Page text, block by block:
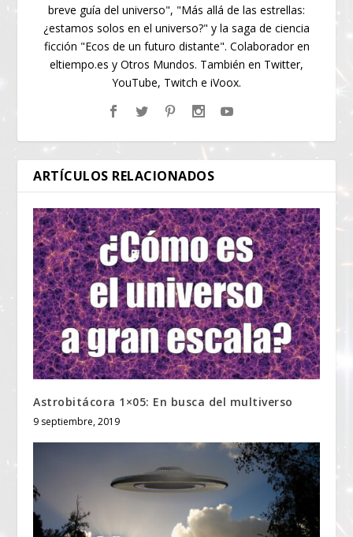
breve guía del universo", "Más allá de las estrellas:
¿estamos solos en el universo?" y la saga de ciencia
ficción "Ecos de un futuro distante". Colaborador en
eltiempo.es y Otros Mundos. También en Twitter,
YouTube, Twitch e iVoox.
ARTÍCULOS RELACIONADOS
Astrobitácora 1×05: En busca del multiverso
9 septiembre, 2019